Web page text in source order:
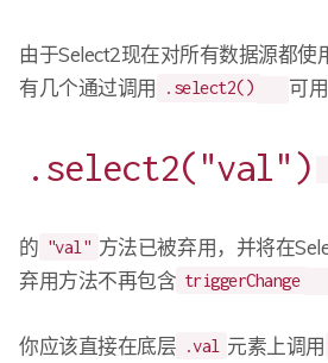
由于Select2现在对所有数据源都使
有几个通过调用
.select2() 可
.select2("val")
的 "val" 方法已被弃用，并将在
弃用方法不再包含 triggerChange
你应该直接在底层 .val 元素上调用